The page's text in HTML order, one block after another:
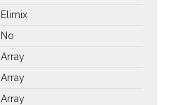
Elimix
No
Array
Array
Array